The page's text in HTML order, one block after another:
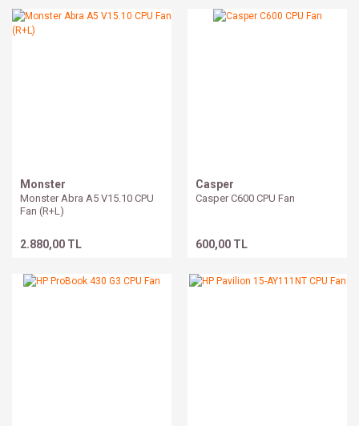
Monster
Monster Abra A5 V15.10 CPU
Fan (R+L)
2.880,00 TL
Casper
Casper C600 CPU Fan
600,00 TL